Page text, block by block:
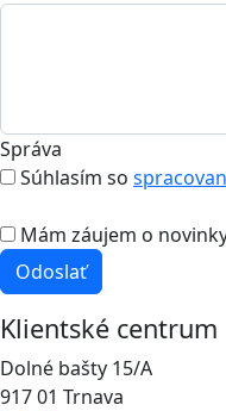
Správa
Súhlasím so
Mám záujem o
Odoslať
Klientské centrum
Dolné bašty 15/A
917 01 Trnava